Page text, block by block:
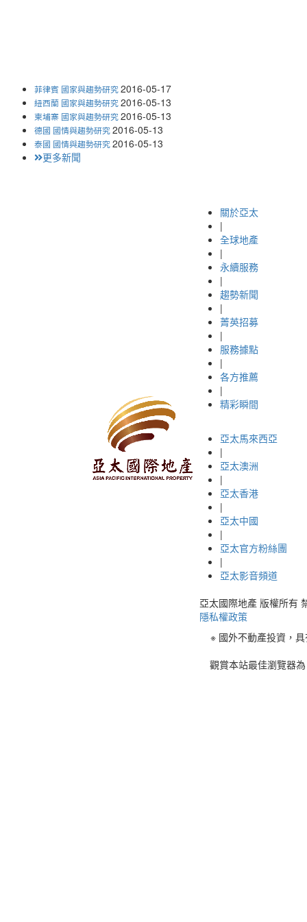
菲律賓 國家與趨勢研究2016-05-17
紐西蘭 國家與趨勢研究2016-05-13
柬埔寨 國家與趨勢研究2016-05-13
德國 國情與趨勢研究2016-05-13
泰國 國情與趨勢研究2016-05-13
更多新聞
關於亞太
|
全球地產
|
永續服務
|
趨勢新聞
|
菁英招募
|
服務據點
|
各方推薦
|
精彩瞬間
亞太馬來西亞
|
亞太澳洲
|
亞太香港
|
亞太中國
|
亞太官方粉絲團
|
亞太影音頻道
亞太國際地產 版權所有
隱私權政策
※ 國外不動產投資，
觀賞本站最佳瀏覽器